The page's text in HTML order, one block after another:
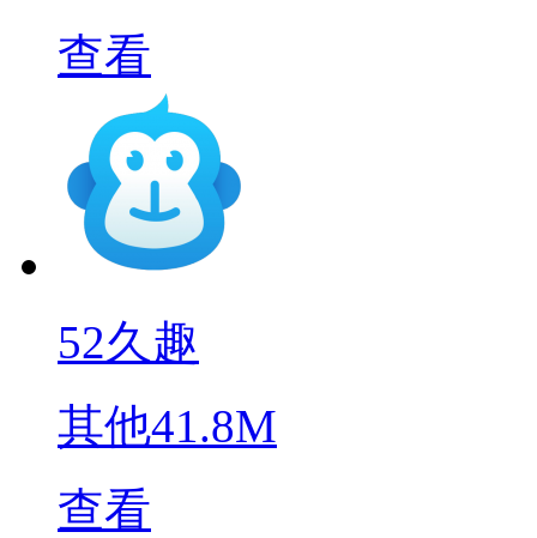
查看
52久趣
其他41.8M
查看